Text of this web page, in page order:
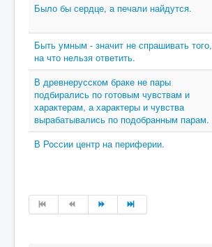
Было бы сердце, а печали найдутся.
Быть умным - значит не спрашивать того,
на что нельзя ответить.
В древнерусском браке не пары
подбирались по готовым чувствам и
характерам, а характеры и чувства
вырабатывались по подобранным парам.
В России центр на периферии.